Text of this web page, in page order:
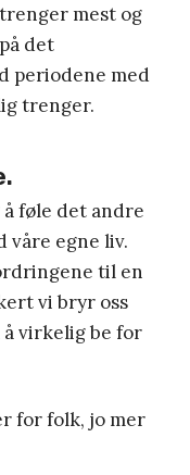
mest og
det
periodene med
trenger.
føle det andre
våre egne liv.
til en
vi bryr oss
virkelig be for
for folk, jo mer